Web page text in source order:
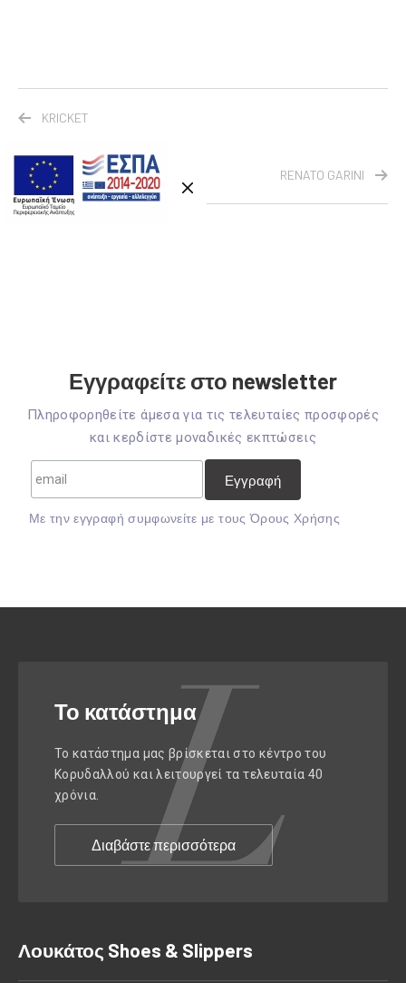
KRICKET
RENATO GARINI
Εγγραφείτε στο newsletter
Πληροφορηθείτε άμεσα για τις τελευταίες προσφορές
και κερδίστε μοναδικές εκπτώσεις
Mε την εγγραφή συμφωνείτε με τουςΌρους Χρήσης
Το κατάστημα
Το κατάστημα μας βρίσκεται στο κέντρο του
Κορυδαλλού και λειτουργεί τα τελευταία 40
χρόνια.
Διαβάστε περισσότερα
Λουκάτος Shoes & Slippers